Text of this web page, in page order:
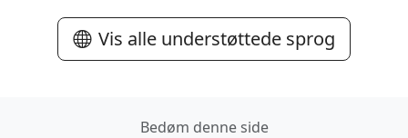
Vis alle understøttede sprog
Bedøm denne side